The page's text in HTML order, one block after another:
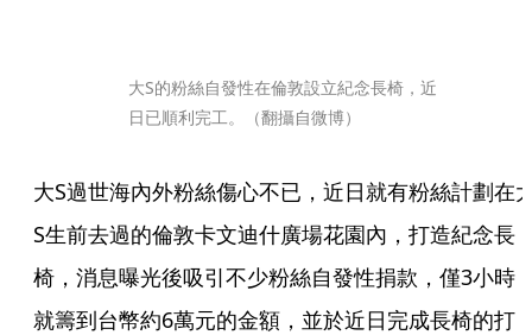
大S的粉絲自發性在倫敦設立紀念長椅，近
日已順利完工。（翻攝自微博）
大S過世海內外粉絲傷心不已，近日就有粉絲計劃在
S生前去過的倫敦卡文迪什廣場花園內，打造紀念長
椅，消息曝光後吸引不少粉絲自發性捐款，僅3小時
就籌到台幣約6萬元的金額，並於近日完成長椅的打